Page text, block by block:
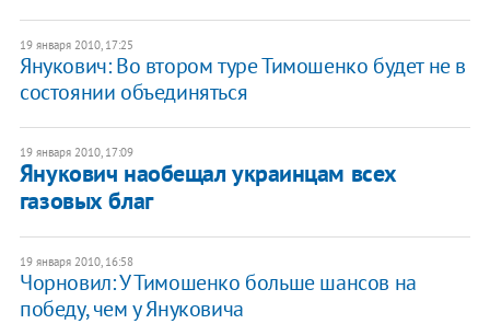
19 января 2010, 17:25
Янукович: Во втором туре Тимошенко будет не в
состоянии объединяться
19 января 2010, 17:09
Янукович наобещал украинцам всех
газовых благ
19 января 2010, 16:58
Чорновил: У Тимошенко больше шансов на
победу, чем у Януковича